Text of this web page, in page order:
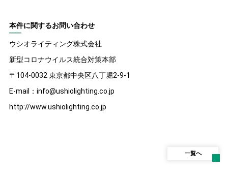
本件に関するお問い合わせ
ウシオライティング株式会社
新型コロナウイルス統合対策本部
〒104-0032 東京都中央区八丁堀2-9-1
E-mail：info@ushiolighting.co.jp
http://www.ushiolighting.co.jp
一覧へ